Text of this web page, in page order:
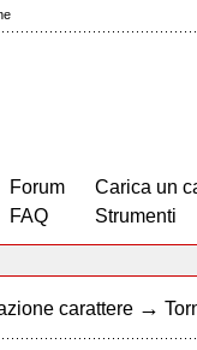
Forum
FAQ
Carica un
Strumenti
carattere →